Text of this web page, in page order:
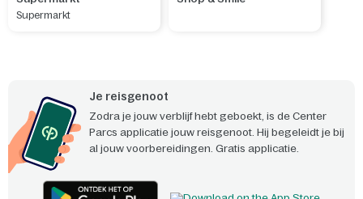
Supermarkt
Je reisgenoot
Zodra je jouw verblijf hebt geboekt, is de Center
Parcs applicatie jouw reisgenoot. Hij begeleidt je bij
al jouw voorbereidingen. Gratis applicatie.